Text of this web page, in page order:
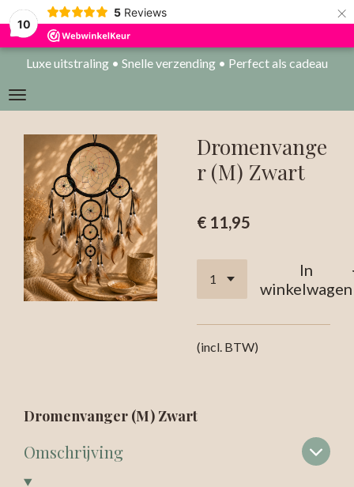
10
5 Reviews ×
Luxe uitstraling • Snelle verzending • Perfect als cadeau
Dromenvange
r (M) Zwart
€ 11,95
In
winkelwagen
(incl. BTW)
Dromenvanger (M) Zwart
Omschrijving